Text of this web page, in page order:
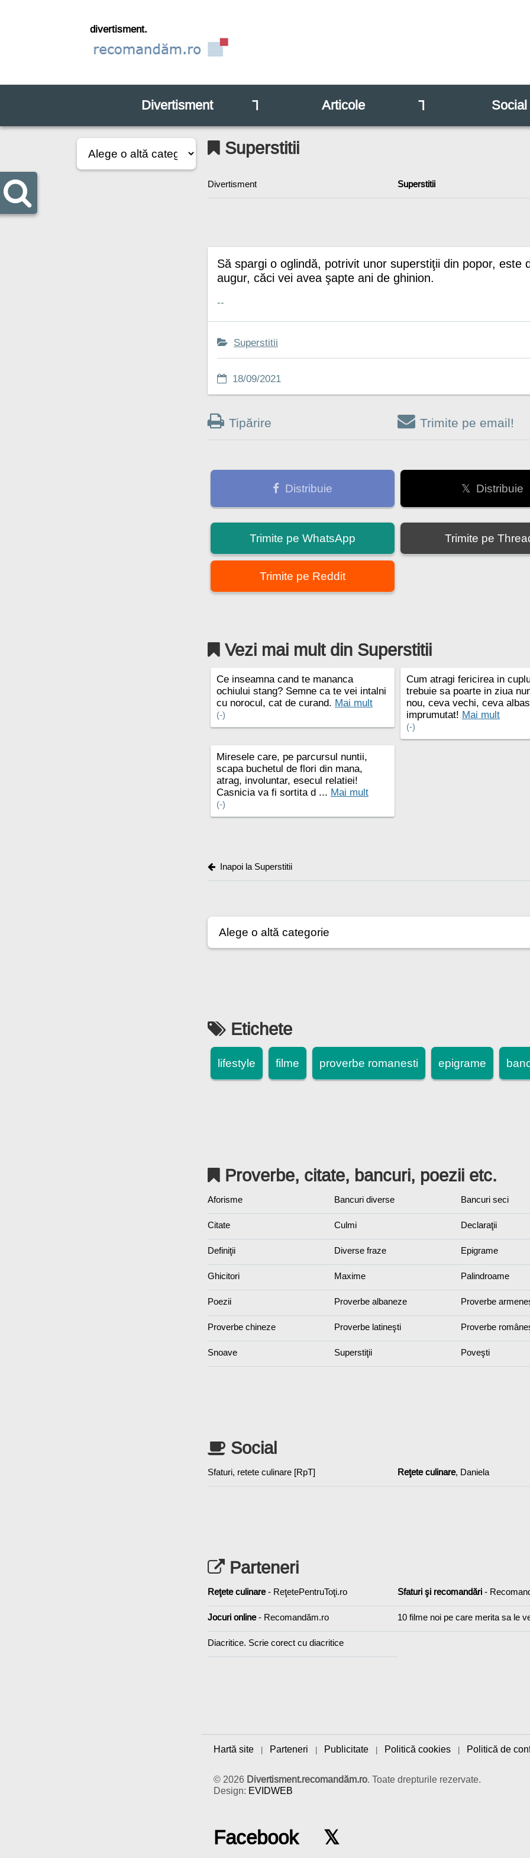
divertisment.
Divertisment ⅂ Articole ⅂ Social
Superstitii
Divertisment Superstitii
Să spargi o oglindă, potrivit unor superstiţii din popor, este
augur, căci vei avea şapte ani de ghinion.
--
Superstitii
18/09/2021
Tipărire Trimite pe email!
Distribuie 𝕏 Distribuie
Trimite pe WhatsApp Trimite pe
Trimite pe Reddit
Vezi mai mult din Superstitii
Ce inseamna cand te mananca
ochiului stang? Semne ca te vei intalni
cu norocul, cat de curand. Mai mult
(-)
Cum atragi fericirea in
trebuie sa poarte in ziua
nou, ceva vechi, ceva
imprumutat! Mai mult
(-)
Miresele care, pe parcursul nuntii,
scapa buchetul de flori din mana,
atrag, involuntar, esecul relatiei!
Casnicia va fi sortita d ... Mai mult
(-)
Inapoi la Superstitii
Etichete
lifestyle filme proverbe romanesti epigrame
Proverbe, citate, bancuri, poezii etc.
Aforisme Bancuri diverse Bancuri seci
Citate Culmi Declaraţii
Definiţii Diverse fraze Epigrame
Ghicitori Maxime Palindroame
Poezii Proverbe albaneze Proverbe
Proverbe chineze Proverbe latineşti Proverbe
Snoave Superstiţii Poveşti
Social
Sfaturi, retete culinare [RpT] Reţete culinare, Daniela
Parteneri
Reţete culinare- ReţetePentruToţi.ro Sfaturi şi recomandări-
Jocuri online- Recomandăm.ro 10 filme noi pe care merita sa le
Diacritice. Scrie corect cu diacritice
Hartă site| Parteneri | Publicitate| Politică cookies| Politică de
© 2026 Divertisment.recomandăm.ro. Toate drepturile rezervate.
Design: EVIDWEB
Facebook 𝕏